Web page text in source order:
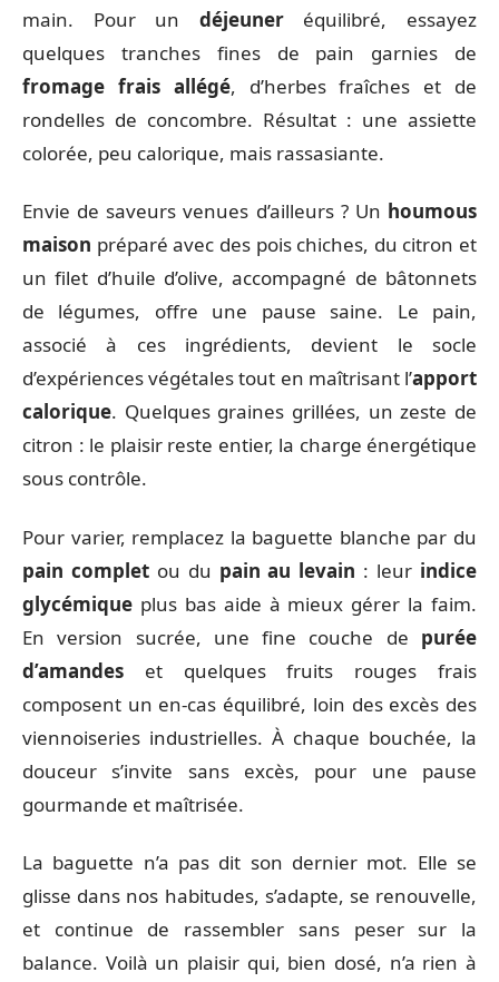
main. Pour un déjeuneréquilibré, essayez
quelques tranches fines de pain garnies de
fromage frais allégé, d’herbes fraîches et de
rondelles de concombre. Résultat : une assiette
colorée, peu calorique, mais rassasiante.
Envie de saveurs venues d’ailleurs ? Un houmous
maison préparé avec des pois chiches, du citron et
un filet d’huile d’olive, accompagné de bâtonnets
de légumes, offre une pause saine. Le pain,
associé à ces ingrédients, devient le socle
d’expériences végétales tout en maîtrisant l’apport
calorique. Quelques graines grillées, un zeste de
citron : le plaisir reste entier, la charge énergétique
sous contrôle.
Pour varier, remplacez la baguette blanche par du
pain completou du pain au levain : leur indice
glycémique plus bas aide à mieux gérer la faim.
En version sucrée, une fine couche de purée
d’amandes et quelques fruits rouges frais
composent un en-cas équilibré, loin des excès des
viennoiseries industrielles. À chaque bouchée, la
douceur s’invite sans excès, pour une pause
gourmande et maîtrisée.
La baguette n’a pas dit son dernier mot. Elle se
glisse dans nos habitudes, s’adapte, se renouvelle,
et continue de rassembler sans peser sur la
balance. Voilà un plaisir qui, bien dosé, n’a rien à